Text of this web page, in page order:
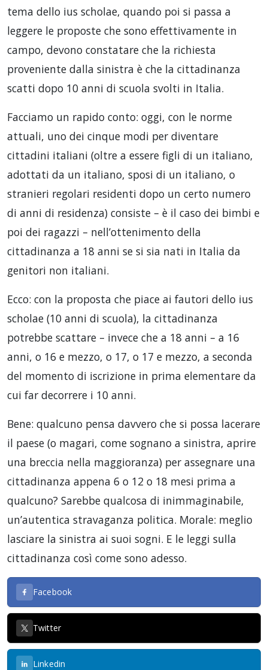
tema dello ius scholae, quando poi si passa a
leggere le proposte che sono effettivamente in
campo, devono constatare che la richiesta
proveniente dalla sinistra è che la cittadinanza
scatti dopo 10 anni di scuola svolti in Italia.
Facciamo un rapido conto: oggi, con le norme
attuali, uno dei cinque modi per diventare
cittadini italiani (oltre a essere figli di un italiano,
adottati da un italiano, sposi di un italiano, o
stranieri regolari residenti dopo un certo numero
di anni di residenza) consiste – è il caso dei bimbi e
poi dei ragazzi – nell’ottenimento della
cittadinanza a 18 anni se si sia nati in Italia da
genitori non italiani.
Ecco: con la proposta che piace ai fautori dello ius
scholae (10 anni di scuola), la cittadinanza
potrebbe scattare – invece che a 18 anni – a 16
anni, o 16 e mezzo, o 17, o 17 e mezzo, a seconda
del momento di iscrizione in prima elementare da
cui far decorrere i 10 anni.
Bene: qualcuno pensa davvero che si possa lacerare
il paese (o magari, come sognano a sinistra, aprire
una breccia nella maggioranza) per assegnare una
cittadinanza appena 6 o 12 o 18 mesi prima a
qualcuno? Sarebbe qualcosa di inimmaginabile,
un’autentica stravaganza politica. Morale: meglio
lasciare la sinistra ai suoi sogni. E le leggi sulla
cittadinanza così come sono adesso.
Facebook
Twitter
Linkedin